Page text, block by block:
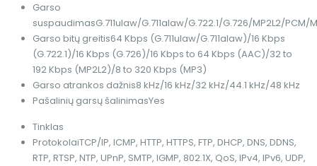
Garso
suspaudimasG.711ulaw/G.711alaw/G.722.1/G.726/MP2L2/PCM/
Garso bitų greitis64 Kbps (G.711ulaw/G.711alaw)/16 Kbps
(G.722.1)/16 Kbps (G.726)/16 Kbps to 64 Kbps (AAC)/32 to
192 Kbps (MP2L2)/8 to 320 Kbps (MP3)
Garso atrankos dažnis8 kHz/16 kHz/32 kHz/44.1 kHz/48 kHz
Pašalinių garsų šalinimasYes
Tinklas
ProtokolaiTCP/IP, ICMP, HTTP, HTTPS, FTP, DHCP, DNS, DDNS,
RTP, RTSP, NTP, UPnP, SMTP, IGMP, 802.1X, QoS, IPv4, IPv6, UDP,